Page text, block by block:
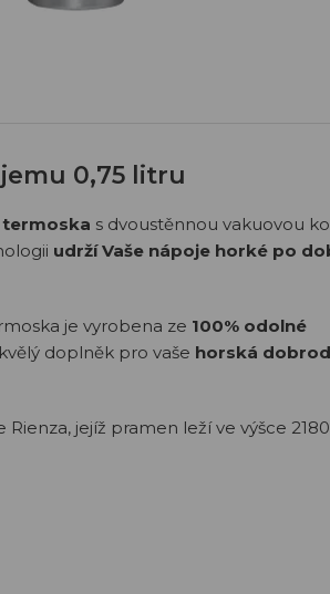
0,75 litru
s dvoustěnnou vakuovou
udrží Vaše nápoje horké po
je vyrobena ze 100% odolné
doplněk pro vaše horská
jejíž pramen leží ve výšce